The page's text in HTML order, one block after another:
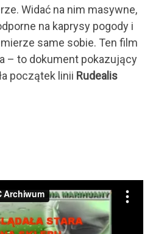
Widać na nim masywne,
na kaprysy pogody i
same sobie. Ten film
– to dokument pokazujący
początek linii Rudealis